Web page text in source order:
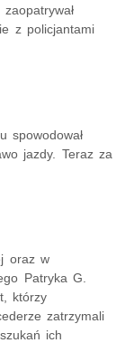
z policjantami
spowodował
jazdy. Teraz za
oraz w
Patryka G.
którzy
zatrzymali
ich